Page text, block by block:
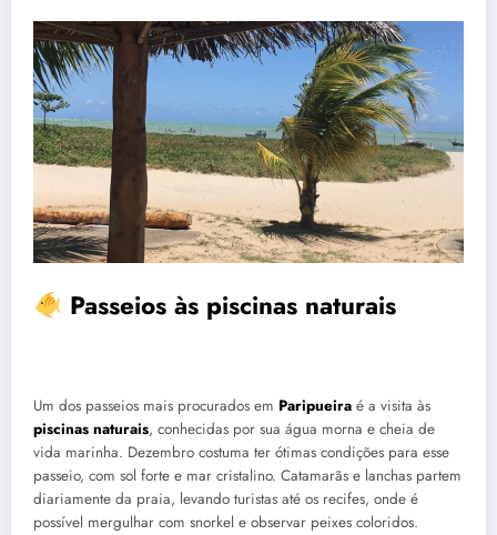
Passeios às piscinas naturais
Um dos passeios mais procurados em Paripueira é a visita às
piscinas naturais, conhecidas por sua água morna e cheia de
vida marinha. Dezembro costuma ter ótimas condições para esse
passeio, com sol forte e mar cristalino. Catamarãs e lanchas partem
diariamente da praia, levando turistas até os recifes, onde é
possível mergulhar com snorkel e observar peixes coloridos.